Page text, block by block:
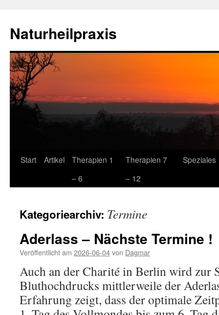
springen
Naturheilpraxis
Start Artikel
Therapien 1
– 6
Therapien 7
– 12
Speziales
Kategoriearchiv: Termine
Aderlass – Nächste Termine !
Veröffentlicht am 2026-06-04von Dagmar
Auch an der Charité in Berlin wird zur
Bluthochdrucks mittlerweile der
Erfahrung zeigt, dass der optimale